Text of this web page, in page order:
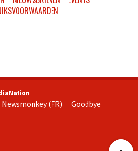
Newsmonkey (FR) Goodbye